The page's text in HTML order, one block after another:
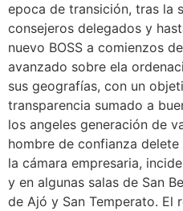
epoca de transición, tras la
consejeros delegados y
nuevo BOSS a comienzos
avanzado sobre ela
sus geografías, con un
transparencia sumado a
los angeles generación de
hombre de confianza delete
la cámara empresaria,
y en algunas salas de San
de Ajó y San Temperato. El